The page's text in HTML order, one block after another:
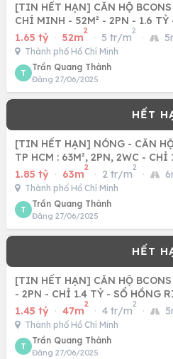
[TIN HẾT HẠN] CĂN HỘ
CHÍ MINH - 52M² - 2PN - 1.6
1.65 tỷ · 52m
2
· 5 tr/m
2
·
Thành phố Hồ Chí Minh
T
Trần Quang Thành
Đăng 27/06/2025
[TIN HẾT HẠN] NÓNG - CĂN
TP HCM : 63M², 2PN, 2WC - CHỈ
1.85 tỷ · 63m
2
· 2 tr/m
2
·
Thành phố Hồ Chí Minh
T
Trần Quang Thành
Đăng 27/06/2025
[TIN HẾT HẠN] CĂN HỘ
- 2PN - CHỈ 1.4 TỶ - SỔ HỒNG
NHÉ
1.45 tỷ · 47m
2
· 4 tr/m
2
·
Thành phố Hồ Chí Minh
T
Trần Quang Thành
Đăng 27/06/2025